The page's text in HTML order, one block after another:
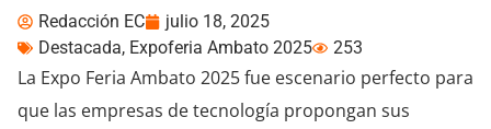
Redacción EC
julio 18, 2025
Destacada, Expoferia Ambato 2025 253
La Expo Feria Ambato 2025 fue escenario perfecto para
que las empresas de tecnología propongan sus